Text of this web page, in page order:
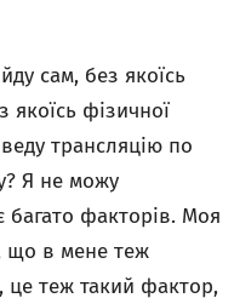
сам, без якоїсь
якоїсь фізичної
трансляцію по
Я не можу
багато факторів. Моя
що в мене теж
це теж такий фактор,